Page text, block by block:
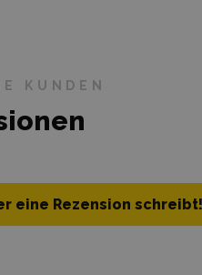
KUNDEN
eine Rezension schreibt!